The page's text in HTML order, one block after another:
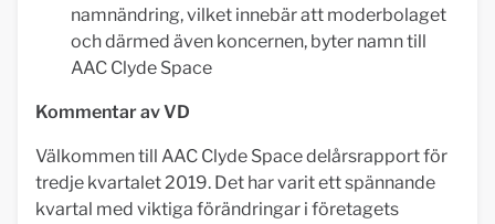
namnändring, vilket innebär att moderbolaget
och därmed även koncernen, byter namn till
AAC Clyde Space
Kommentar av VD
Välkommen till AAC Clyde Space delårsrapport för
tredje kvartalet 2019. Det har varit ett spännande
kvartal med viktiga förändringar i företagets